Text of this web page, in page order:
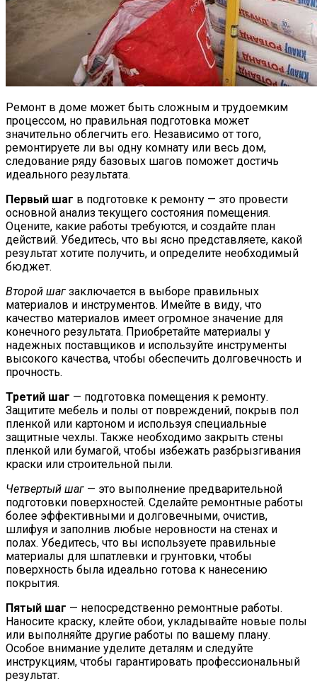
Посадка, Размножение, Применение В
Саду, Фото
Ремонт в доме может быть сложным и трудоемким
процессом, но правильная подготовка может
значительно облегчить его. Независимо от того,
ремонтируете ли вы одну комнату или весь дом,
следование ряду базовых шагов поможет достичь
идеального результата.
Первый шаг в подготовке к ремонту — это провести
основной анализ текущего состояния помещения.
Оцените, какие работы требуются, и создайте план
действий. Убедитесь, что вы ясно представляете, какой
результат хотите получить, и определите необходимый
бюджет.
Второй шаг заключается в выборе правильных
материалов и инструментов. Имейте в виду, что
качество материалов имеет огромное значение для
конечного результата. Приобретайте материалы у
надежных поставщиков и используйте инструменты
высокого качества, чтобы обеспечить долговечность и
прочность.
Третий шаг — подготовка помещения к ремонту.
Защитите мебель и полы от повреждений, покрыв пол
пленкой или картоном и используя специальные
защитные чехлы. Также необходимо закрыть стены
пленкой или бумагой, чтобы избежать разбрызгивания
краски или строительной пыли.
Четвертый шаг — это выполнение предварительной
подготовки поверхностей. Сделайте ремонтные работы
более эффективными и долговечными, очистив,
шлифуя и заполнив любые неровности на стенах и
полах. Убедитесь, что вы используете правильные
материалы для шпатлевки и грунтовки, чтобы
поверхность была идеально готова к нанесению
покрытия.
Пятый шаг — непосредственно ремонтные работы.
Наносите краску, клейте обои, укладывайте новые полы
или выполняйте другие работы по вашему плану.
Особое внимание уделите деталям и следуйте
инструкциям, чтобы гарантировать профессиональный
результат.